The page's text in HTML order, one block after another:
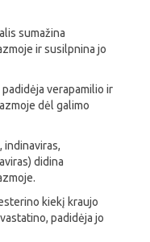
sumažina
ir susilpnina jo
verapamilio ir
dėl galimo
indinaviras,
didina
kiekį kraujo
padidėja jo